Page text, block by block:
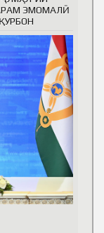
ЭМОМАЛӢ